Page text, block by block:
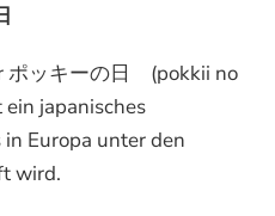
ポッキーの日 (pokkii no
ein japanisches
Europa unter den
wird.